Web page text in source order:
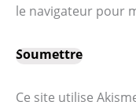
le navigateur pour
Ce site utilise